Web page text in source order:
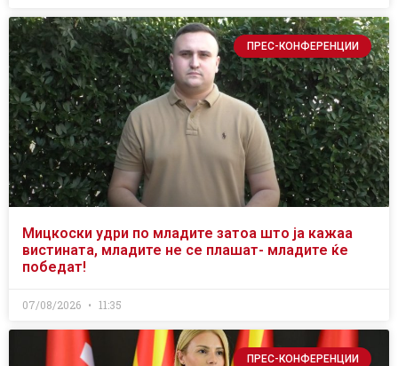
ПРЕС-КОНФЕРЕНЦИИ
Мицкоски удри по младите затоа што ја кажаа
вистината, младите не се плашат- младите ќе
победат!
07/08/2026 11:35
ПРЕС-КОНФЕРЕНЦИИ